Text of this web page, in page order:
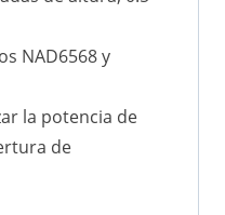
NAD6568 y
la potencia de
de